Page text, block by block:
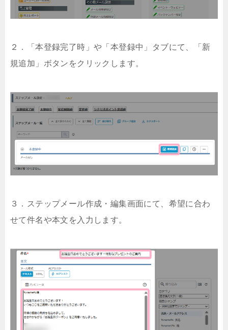
２．「本登録完了時」や「本登録中」タブにて、「新
規追加」ボタンをクリックします。
３．ステップメール作成・編集画面にて、希望に合わ
せて件名や本文を入力します。